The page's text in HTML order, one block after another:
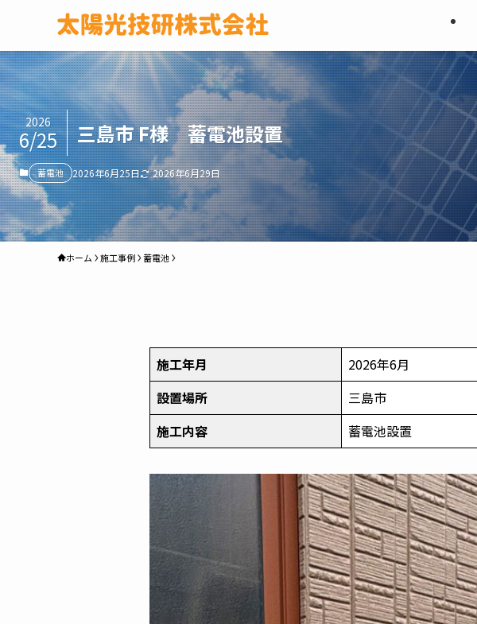
三島市 F様 蓄電池設置
2026
6/25
蓄電池 2026年6月25日 2026年6月29日
ホーム 施工事例 蓄電池
施工年月
2026年6月
設置場所
三島市
施工内容
蓄電池設置